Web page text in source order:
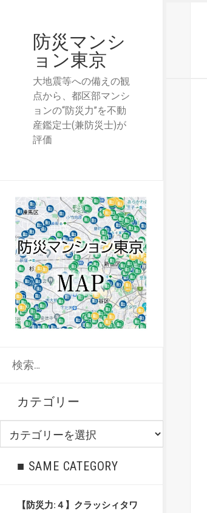
防災マンシ
ョン東京
大地震等への備えの観
点から、都区部マンシ
ョンの“防災力”を不動
産鑑定士(兼防災士)が
評価
カテゴリー
■ SAME CATEGORY
【防災力:４】クラッシィタワ